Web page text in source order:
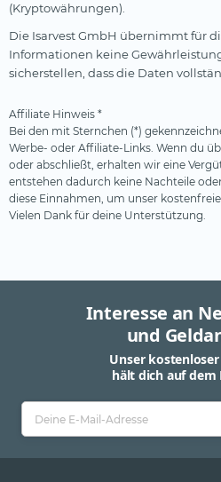
(Kryptowährungen).
Die Isarvest GmbH übernimmt für
Informationen keine
sicherstellen, dass die Daten
Affiliate Hinweis *
Bei den mit Sternchen (*)
Werbe- oder Affiliate-Links. Wenn du
oder abschließt, erhalten wir eine
entstehen dadurch keine Nachteile
diese Einnahmen, um unser
Vielen Dank für deine Unterstützung.
Interesse an
und
Unser
hält dich auf dem